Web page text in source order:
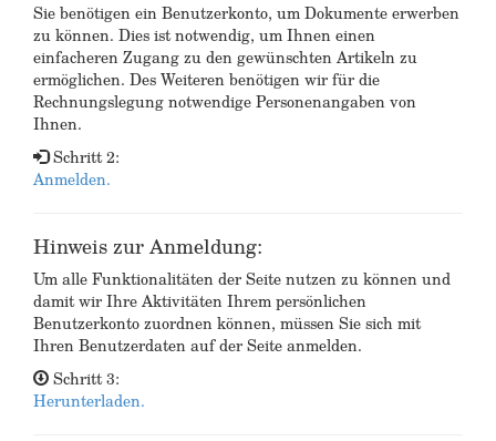
Sie benötigen ein Benutzerkonto, um Dokumente erwerben
zu können. Dies ist notwendig, um Ihnen einen
einfacheren Zugang zu den gewünschten Artikeln zu
ermöglichen. Des Weiteren benötigen wir für die
Rechnungslegung notwendige Personenangaben von
Ihnen.
Schritt 2:
Anmelden.
Hinweis zur Anmeldung:
Um alle Funktionalitäten der Seite nutzen zu können und
damit wir Ihre Aktivitäten Ihrem persönlichen
Benutzerkonto zuordnen können, müssen Sie sich mit
Ihren Benutzerdaten auf der Seite anmelden.
Schritt 3:
Herunterladen.